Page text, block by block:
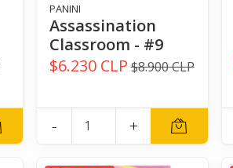
PANINI
Assassination
Classroom - #9
$6.230 CLP $8.900 CLP
- +